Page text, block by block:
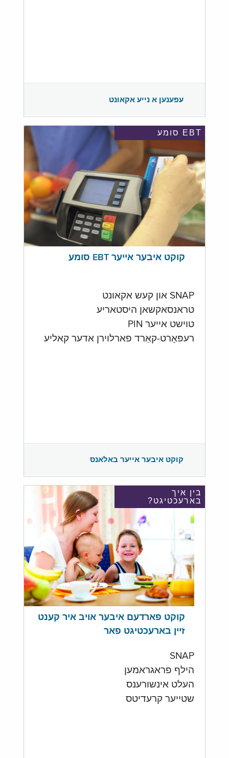
עפענען א נייע אקאונט
EBT סומע
קוקט איבער אייער EBT סומע
SNAP און קעש אקאונט
טראנסאקשאן היסטאריע
טוישט אייער PIN
רעפּאָרט-קאַרד פארלוירן אדער קאליע
קוקט איבער אייער באלאנס
בין איך
בארעכטיגט?
קוקט פארדעם איבער אויב איר קענט
זיין בארעכטיגט פאר
SNAP
הילף פראגראמען
העלט אינשורענס
שטייער קרעדיטס